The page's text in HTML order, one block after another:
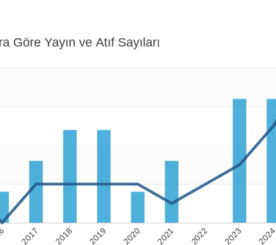
2017 2018 2019 2020 2021 2022 2023 2024
Göre Yayın ve Atıf Sayıları